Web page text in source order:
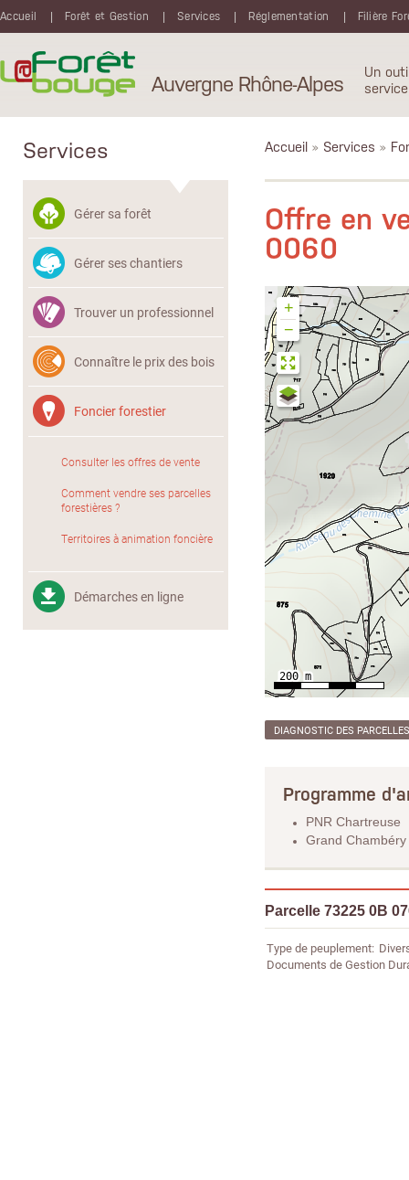
Accueil
Forêt et Gestion Services Réglementation Filière
Auvergne Rhône-Alpes
Un
Services
Gérer sa forêt
Gérer ses chantiers
Trouver un professionnel
Connaître le prix des bois
Foncier forestier
Consulter les offres de vente
Comment vendre ses parcelles
forestières ?
Territoires à animation foncière
Démarches en ligne
Accueil » Services »
Offre en
0060
+
−
DIAGNOSTIC DES PARCELLES
Programme
PNR Chartreuse
Grand Chambéry
Parcelle 73225 0B
Type de peuplement
Documents de Gestion